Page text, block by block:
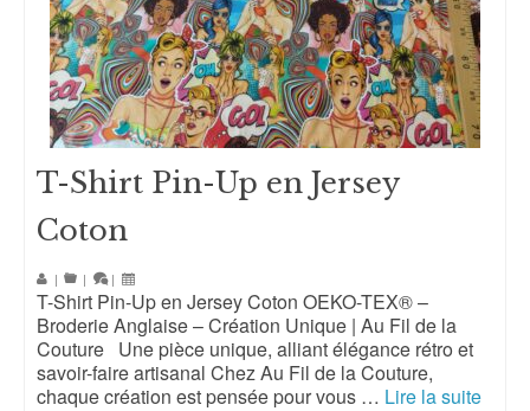
T-Shirt Pin-Up en Jersey
Coton
| | |
T-Shirt Pin-Up en Jersey Coton OEKO-TEX® –
Broderie Anglaise – Création Unique | Au Fil de la
Couture Une pièce unique, alliant élégance rétro et
savoir-faire artisanal Chez Au Fil de la Couture,
chaque création est pensée pour vous … Lire la suite